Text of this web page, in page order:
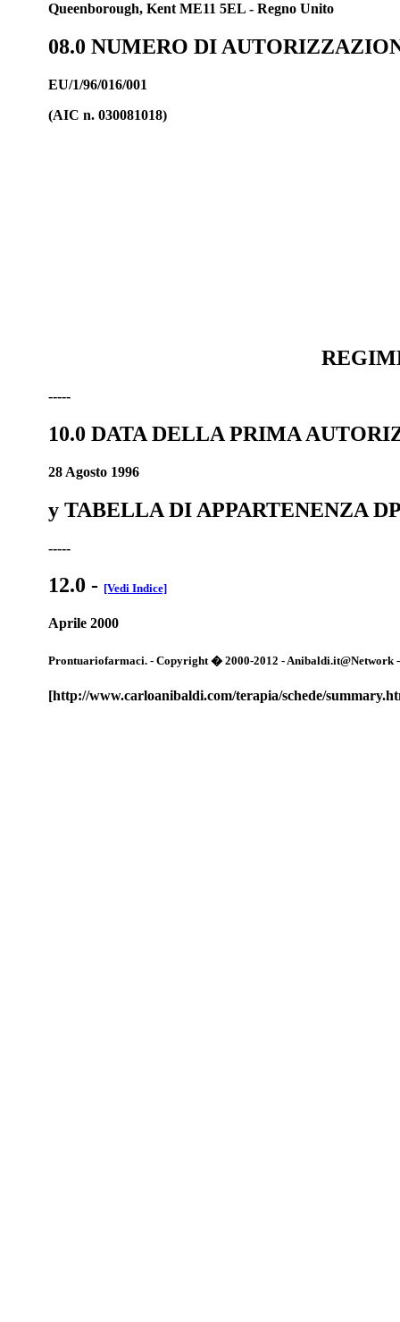
Queenborough, Kent ME11 5EL - Regno Unito
08.0 NUMERO DI
EU/1/96/016/001
(AIC n. 030081018)
-----
10.0 DATA DELLA PRIMA
28 Agosto 1996
y TABELLA DI APPARTENENZA
-----
12.0 - [Vedi Indice]
Aprile 2000
Prontuariofarmaci. - Copyright � 2000-2012 -
[http://www.carloanibaldi.com/terapia/schede/